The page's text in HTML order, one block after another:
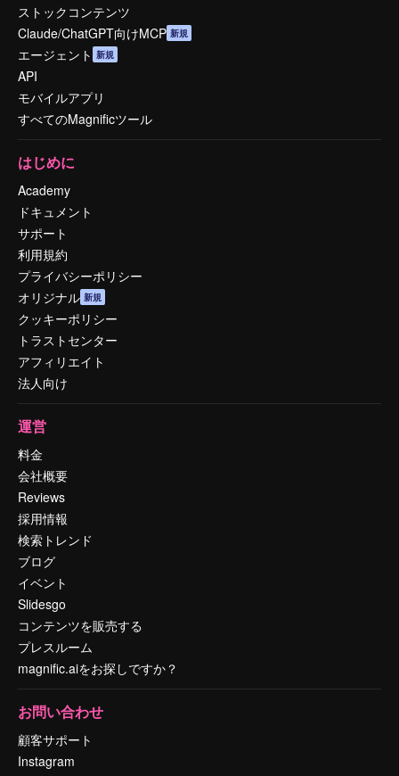
ストックコンテンツ
Claude/ChatGPT向けMCP 新規
エージェント 新規
API
モバイルアプリ
すべてのMagnificツール
はじめに
Academy
ドキュメント
サポート
利用規約
プライバシーポリシー
オリジナル 新規
クッキーポリシー
トラストセンター
アフィリエイト
法人向け
運営
料金
会社概要
Reviews
採用情報
検索トレンド
ブログ
イベント
Slidesgo
コンテンツを販売する
プレスルーム
magnific.aiをお探しですか？
お問い合わせ
顧客サポート
Instagram